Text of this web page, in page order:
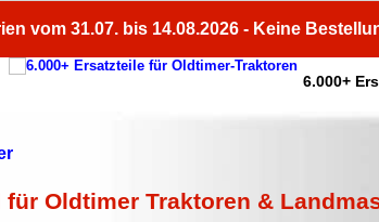
vom 31.07. bis 14.08.2026 - Keine
6.000+
Oldtimer Traktoren &